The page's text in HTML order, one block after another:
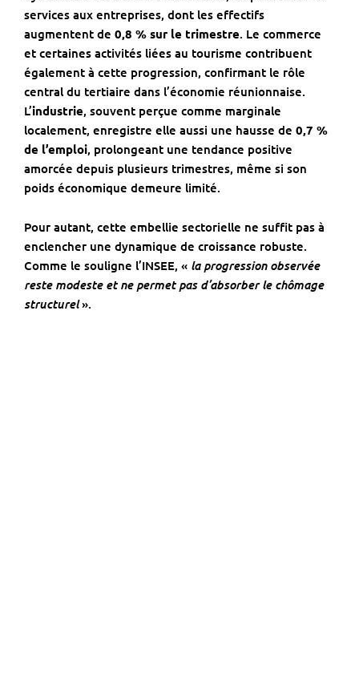
services aux entreprises, dont les effectifs
augmentent de 0,8 % sur le trimestre. Le commerce
et certaines activités liées au tourisme contribuent
également à cette progression, confirmant le rôle
central du tertiaire dans l’économie réunionnaise.
L’industrie, souvent perçue comme marginale
localement, enregistre elle aussi une hausse de 0,7 %
de l’emploi, prolongeant une tendance positive
amorcée depuis plusieurs trimestres, même si son
poids économique demeure limité.
Pour autant, cette embellie sectorielle ne suffit pas à
enclencher une dynamique de croissance robuste.
Comme le souligne l’INSEE, « la progression observée
reste modeste et ne permet pas d’absorber le chômage
structurel».